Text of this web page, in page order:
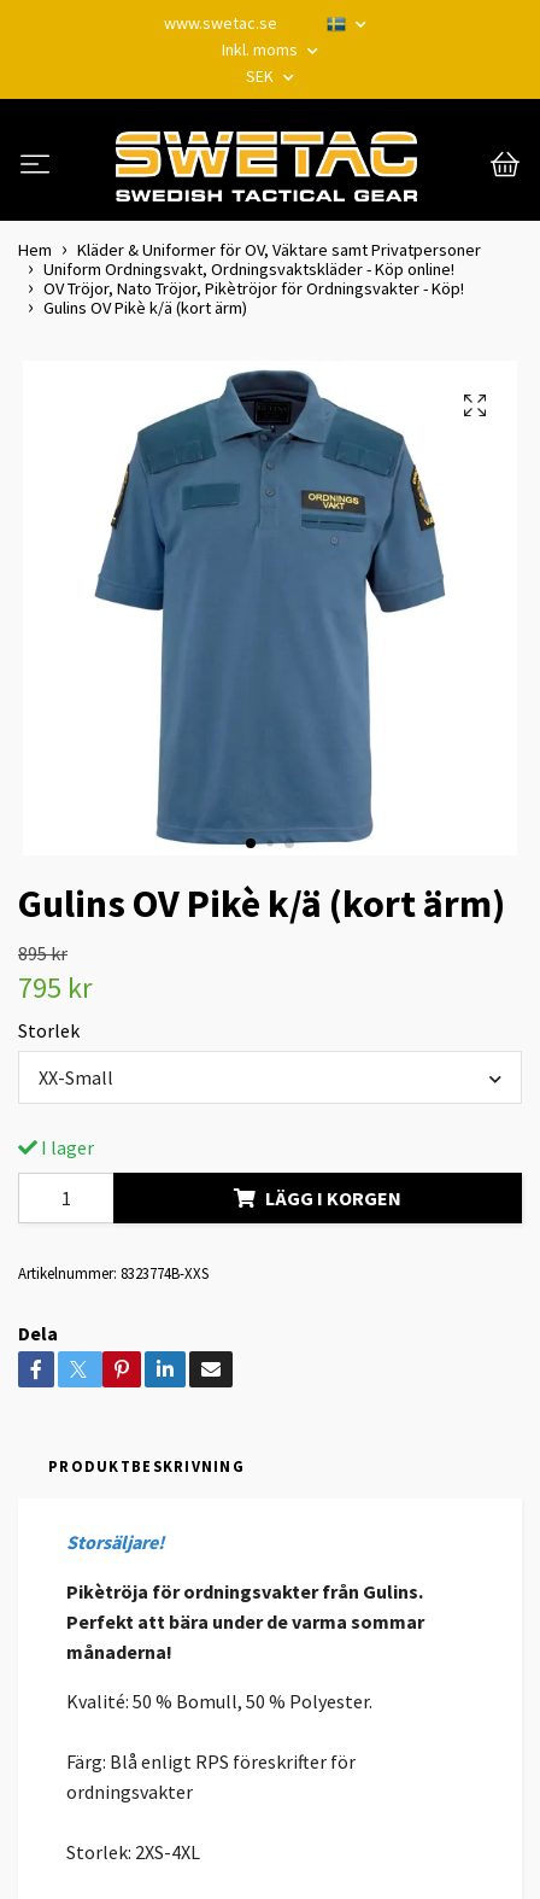
www.swetac.se
Inkl. moms
SEK
Hem
Kläder & Uniformer för OV, Väktare samt Privatpersoner
Uniform Ordningsvakt, Ordningsvaktskläder - Köp online!
OV Tröjor, Nato Tröjor, Pikètröjor för Ordningsvakter - Köp!
Gulins OV Pikè k/ä (kort ärm)
Gulins OV Pikè k/ä (kort ärm)
895 kr
795 kr
Storlek
XX-Small
I lager
LÄGG I KORGEN
Artikelnummer: 8323774B-XXS
Dela
PRODUKTBESKRIVNING
Storsäljare!
Pikètröja för ordningsvakter från Gulins.
Perfekt att bära under de varma sommar
månaderna!
Kvalité: 50 % Bomull, 50 % Polyester.
Färg: Blå enligt RPS föreskrifter för
ordningsvakter
Storlek: 2XS-4XL